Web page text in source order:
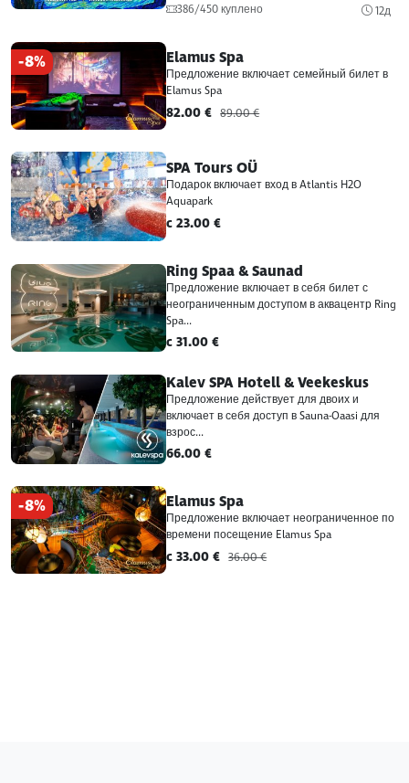
386/450 куплено
12д
-8% Elamus Spa
Предложение включает семейный билет в
Elamus Spa
82.00 € 89.00 €
SPA Tours OÜ
Подарок включает вход в Atlantis H2O
Aquapark
c 23.00 €
Ring Spaa & Saunad
Предложение включает в себя билет с
неограниченным доступом в аквацентр Ring
Spa...
c 31.00 €
Kalev SPA Hotell & Veekeskus
Предложение действует для двоих и
включает в себя доступ в Sauna-Oaasi для
взрос...
66.00 €
-8% Elamus Spa
Предложение включает неограниченное по
времени посещение Elamus Spa
c 33.00 € 36.00 €